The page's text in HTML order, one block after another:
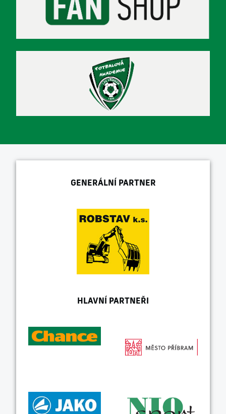
GENERÁLNÍ PARTNER
HLAVNÍ PARTNEŘI